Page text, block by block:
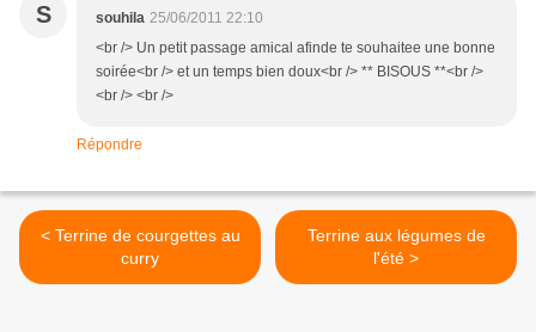
S souhila 25/06/2011 22:10
<br /> Un petit passage amical afinde te souhaitee une bonne
soirée<br /> et un temps bien doux<br /> ** BISOUS **<br />
<br /> <br />
Répondre
< Terrine de courgettes au
curry
Terrine aux légumes de
l'été >